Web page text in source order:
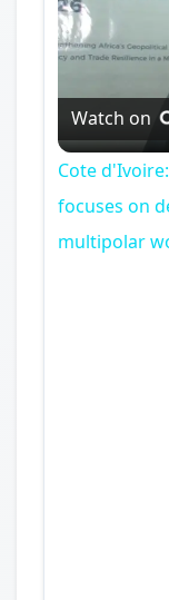
Watch on
Cote
focuses on
multipolar